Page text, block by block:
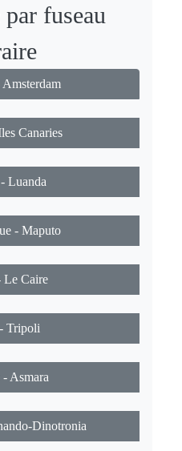
fuseau
Amsterdam
Canaries
Luanda
- Maputo
Le Caire
Tripoli
Asmara
Dinotronia